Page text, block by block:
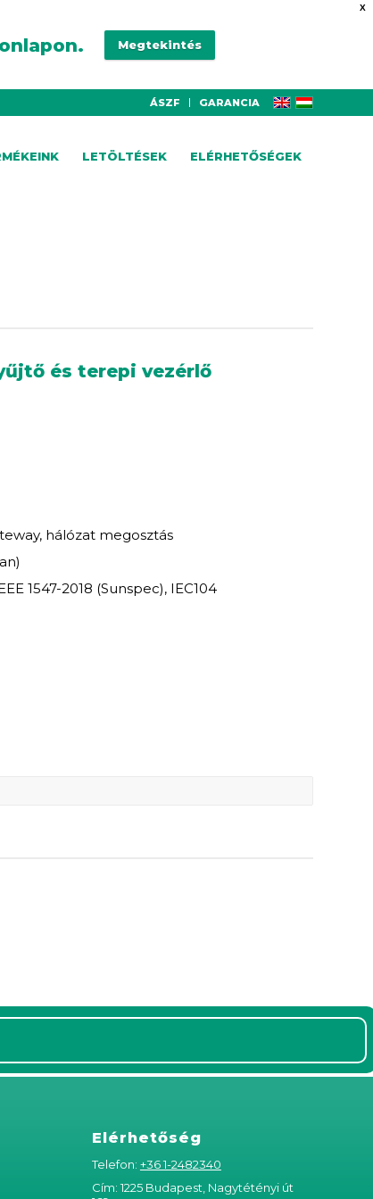
X
Megtekintés
ÁSZF GARANCIA
LETÖLTÉSEK ELÉRHETŐSÉGEK
és terepi vezérlő
hálózat megosztás
1547-2018 (Sunspec), IEC104
Elérhetőség
Telefon: +36 1-2482340
Cím: 1225 Budapest, Nagytétényi út